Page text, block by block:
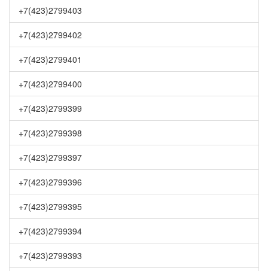
+7(423)2799403
+7(423)2799402
+7(423)2799401
+7(423)2799400
+7(423)2799399
+7(423)2799398
+7(423)2799397
+7(423)2799396
+7(423)2799395
+7(423)2799394
+7(423)2799393